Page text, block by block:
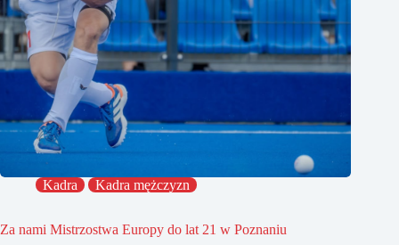
Kadra Kadra mężczyzn
Za nami Mistrzostwa Europy do lat 21 w Poznaniu